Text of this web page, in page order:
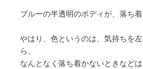
ブルーの半透明のボディが、落ち
やはり、色というのは、気持ちを
ら、
なんとなく落ち着かないときなど